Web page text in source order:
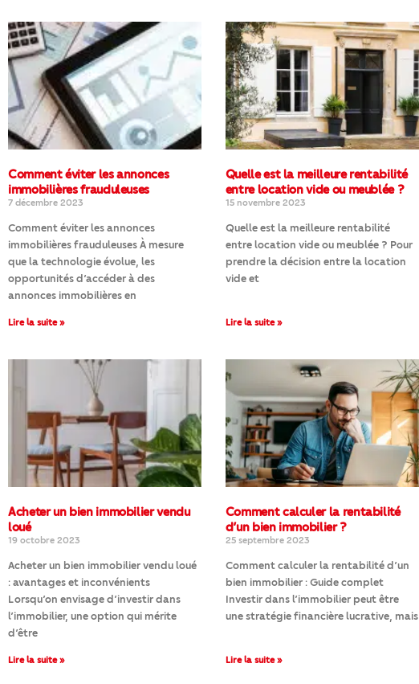
Comment éviter les annonces
immobilières frauduleuses
7 décembre 2023
Comment éviter les annonces
immobilières frauduleuses À mesure
que la technologie évolue, les
opportunités d’accéder à des
annonces immobilières en
Lire la suite »
Quelle est la meilleure rentabilité
entre location vide ou meublée ?
15 novembre 2023
Quelle est la meilleure rentabilité
entre location vide ou meublée ? Pour
prendre la décision entre la location
vide et
Lire la suite »
Acheter un bien immobilier vendu
loué
19 octobre 2023
Acheter un bien immobilier vendu loué
: avantages et inconvénients
Lorsqu’on envisage d’investir dans
l’immobilier, une option qui mérite
d’être
Lire la suite »
Comment calculer la rentabilité
d’un bien immobilier ?
25 septembre 2023
Comment calculer la rentabilité d’un
bien immobilier : Guide complet
Investir dans l’immobilier peut être
une stratégie financière lucrative, mais
Lire la suite »